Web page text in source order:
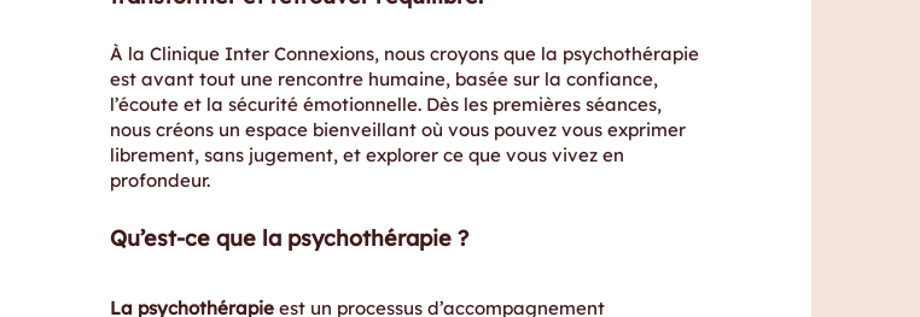
À la Clinique Inter Connexions, nous croyons que la psychothérapie
est avant tout une rencontre humaine, basée sur la confiance,
l’écoute et la sécurité émotionnelle. Dès les premières séances,
nous créons un espace bienveillant où vous pouvez vous exprimer
librement, sans jugement, et explorer ce que vous vivez en
profondeur.
Qu’est-ce que la psychothérapie ?
La psychothérapie est un processus d’accompagnement